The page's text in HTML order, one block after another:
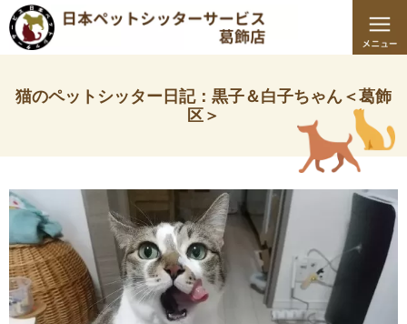
猫のペットシッター日記：黒子＆白子ちゃん＜葛飾
区＞